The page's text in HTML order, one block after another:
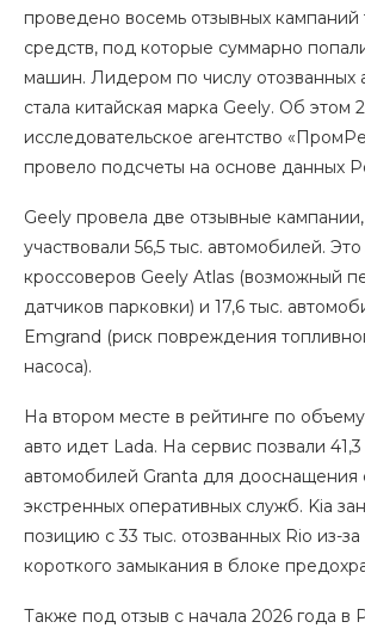
проведено восемь отзывных кампаний
средств, под которые суммарно
машин. Лидером по числу отозванных
стала китайская марка Geely. Об этом
исследовательское агентство
провело подсчеты на основе данных
Geely провела две отзывные
участвовали 56,5 тыс. автомобилей.
кроссоверов Geely Atlas (возможный
датчиков парковки) и 17,6 тыс.
Emgrand (риск повреждения
насоса).
На втором месте в рейтинге по
авто идет Lada. На сервис позвали 41,3
автомобилей Granta для дооснащения
экстренных оперативных служб. Kia
позицию с 33 тыс. отозванных Rio из-
короткого замыкания в блоке
Также под отзыв с начала 2026 года в